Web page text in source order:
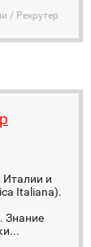
/ Рекрутер
и
Italiana).
Знание